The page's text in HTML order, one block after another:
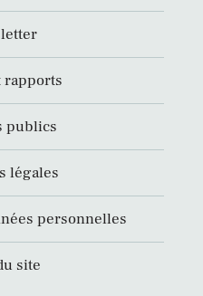
rapports
publics
légales
personnelles
site